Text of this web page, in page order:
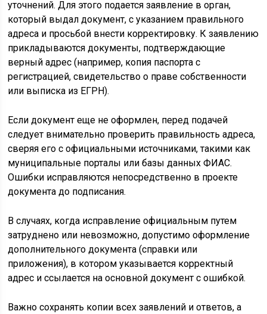
уточнений. Для этого подается заявление в орган,
который выдал документ, с указанием правильного
адреса и просьбой внести корректировку. К заявлению
прикладываются документы, подтверждающие
верный адрес (например, копия паспорта с
регистрацией, свидетельство о праве собственности
или выписка из ЕГРН).
Если документ еще не оформлен, перед подачей
следует внимательно проверить правильность адреса,
сверяя его с официальными источниками, такими как
муниципальные порталы или базы данных ФИАС.
Ошибки исправляются непосредственно в проекте
документа до подписания.
В случаях, когда исправление официальным путем
затруднено или невозможно, допустимо оформление
дополнительного документа (справки или
приложения), в котором указывается корректный
адрес и ссылается на основной документ с ошибкой.
Важно сохранять копии всех заявлений и ответов, а